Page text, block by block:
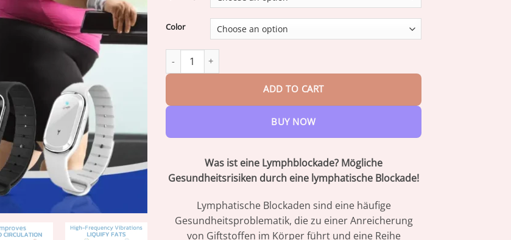
through
$73.95
Color
Furzero™ Bee Venom Fat-Burning and Shaping Gel Stick quantity
ADD TO CART
BUY NOW
Was ist eine Lymphblockade? Mögliche
Gesundheitsrisiken durch eine lymphatische Blockade!
Lymphatische Blockaden sind eine häufige
Gesundheitsproblematik, die zu einer Anreicherung
von Giftstoffen im Körper führt und eine Reihe